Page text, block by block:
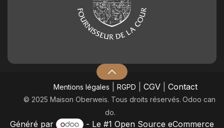
Mentions légales RGPD CGV| Contact
© 2025 Maison Oberweis. Tous droits réservés. ​Odoo can
do.
Généré par - Le #1 Open Source eCommerce